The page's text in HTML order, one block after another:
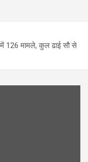
126 मामले, कुल ढाई सौ से